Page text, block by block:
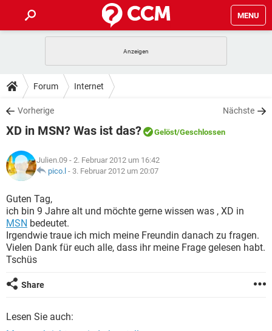
MENU
ANDROID
WINDOWS 10
WHATSAPP TIKTOK
FACEBOOK
TIPPS & TRICKS
SPIELE
WHATSAPP TIKTOK
FACEBOOK
DOWNLOADS
SPIELE STREAMING
ANDROID
WINDOWS 10 INSTAGRAM
WHATSAPP
FACEBOOK HARDWARE
SPIELE STREAMING
ANDROID
WINDOWS 10
WHATSAPP
FACEBOOK HARDWARE
LEXIKON
SPIELE
ANDROID IOS
WINDOWS 10 INSTAGRAM
WHATSAPP
FACEBOOK
Forum Internet
Vorherige Nächste
XD in MSN? Was ist das? Gelöst/Geschlossen
Julien.09 - 2. Februar 2012 um 16:42
pico.l - 3. Februar 2012 um 20:07
Guten Tag,
ich bin 9 Jahre alt und möchte gerne wissen was , XD in
MSN bedeutet.
Irgendwie traue ich mich meine Freundin danach zu fragen.
Vielen Dank für euch alle, dass ihr meine Frage gelesen habt.
Tschüs
Share
Lesen Sie auch: